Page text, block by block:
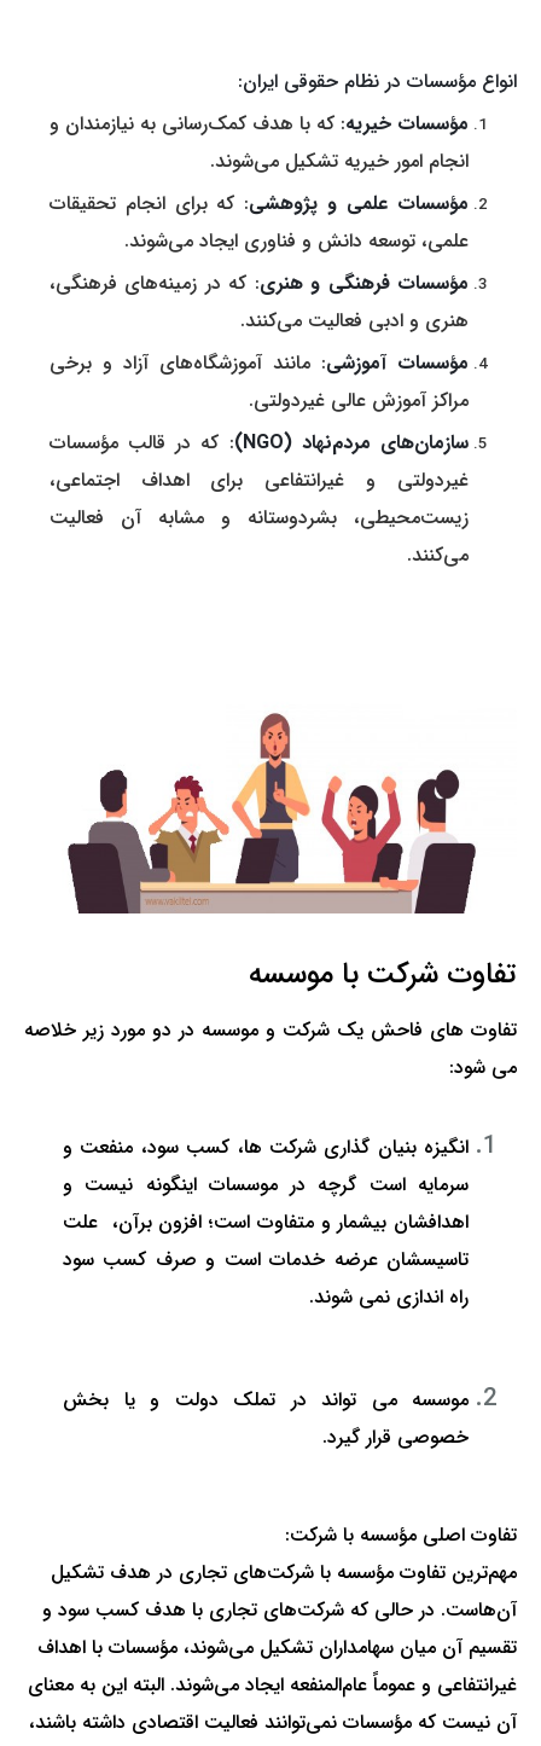
انواع مؤسسات در نظام حقوقی ایران:
مؤسسات خیریه: که با هدف کمک‌رسانی به نیازمندان و
انجام امور خیریه تشکیل می‌شوند.
مؤسسات علمی و پژوهشی: که برای انجام تحقیقات
علمی، توسعه دانش و فناوری ایجاد می‌شوند.
مؤسسات فرهنگی و هنری: که در زمینه‌های فرهنگی،
هنری و ادبی فعالیت می‌کنند.
مؤسسات آموزشی: مانند آموزشگاه‌های آزاد و برخی
مراکز آموزش عالی غیردولتی.
سازمان‌های مردم‌نهاد (NGO)
: که در قالب مؤسسات
غیردولتی و غیرانتفاعی برای اهداف اجتماعی،
زیست‌محیطی، بشردوستانه و مشابه آن فعالیت
می‌کنند.
تفاوت شرکت با موسسه
تفاوت های فاحش یک شرکت و موسسه در دو مورد زیر خلاصه
می شود:
انگیزه بنیان گذاری شرکت ها، کسب سود، منفعت و
سرمایه است گرچه در موسسات اینگونه نیست و
اهدافشان بیشمار و متفاوت است؛ افزون برآن، علت
تاسیسشان عرضه خدمات است و صرف کسب سود
راه اندازی نمی شوند.
موسسه می تواند در تملک دولت و یا بخش
خصوصی قرار گیرد.
تفاوت اصلی مؤسسه با شرکت:
مهم‌ترین تفاوت مؤسسه با شرکت‌های تجاری در هدف تشکیل
آن‌هاست. در حالی که شرکت‌های تجاری با هدف کسب سود و
تقسیم آن میان سهامداران تشکیل می‌شوند، مؤسسات با اهداف
غیرانتفاعی و عموماً عام‌المنفعه ایجاد می‌شوند. البته این به معنای
آن نیست که مؤسسات نمی‌توانند فعالیت اقتصادی داشته باشند،